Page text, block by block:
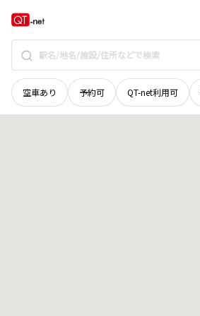
空車あり 予約可 QT-net利用可
山梨県